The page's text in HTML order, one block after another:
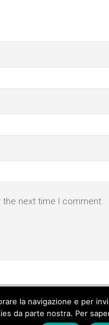
next time I comment.
la navigazione e per
da parte nostra. Per